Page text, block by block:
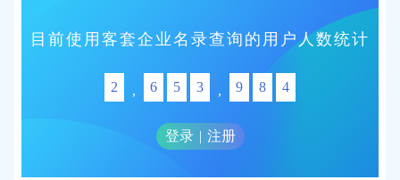
目前使用客套企业名录查询的用户人数统计
2 , 6 5 3 , 9 8 4
登录 | 注册